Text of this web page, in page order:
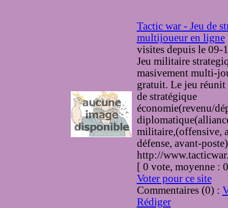
Tactic war - Jeu de
multijoueur en ligne
visites depuis le 09-
Jeu militaire
masivement multi-
gratuit. Le jeu réunit
de stratégique
économie(revenu/
militaire,(offensive,
défense, avant-
http://
[ 0 vote, moyenne
Voter pour ce site
Commentaires (0) :
Rédiger